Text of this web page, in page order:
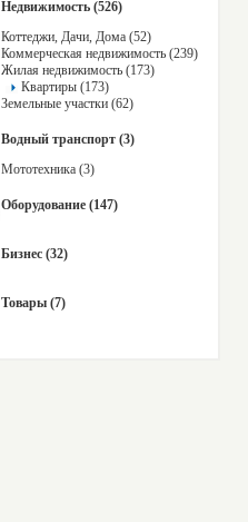
Недвижимость (526)
Коттеджи, Дачи, Дома (52)
Коммерческая недвижимость (239)
Жилая недвижимость (173)
Квартиры (173)
Земельные участки (62)
Водный транспорт (3)
Мототехника (3)
Оборудование (147)
Бизнес (32)
Товары (7)